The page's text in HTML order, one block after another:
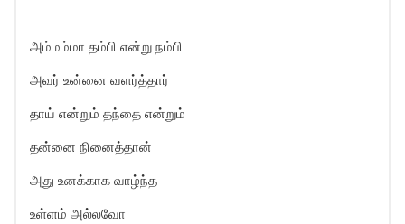
அம்மம்மா தம்பி என்று நம்பி
அவர் உன்னை வளர்த்தார்
தாய் என்றும் தந்தை என்றும்
தன்னை நினைத்தான்
அது உனக்காக வாழ்ந்த
உள்ளம் அல்லவோ